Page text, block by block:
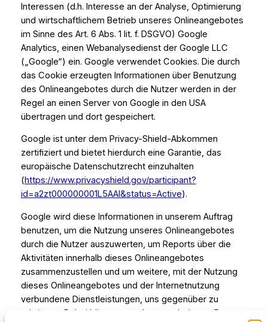
Interessen (d.h. Interesse an der Analyse, Optimierung
und wirtschaftlichem Betrieb unseres Onlineangebotes
im Sinne des Art. 6 Abs. 1 lit. f. DSGVO) Google
Analytics, einen Webanalysedienst der Google LLC
(„Google“) ein. Google verwendet Cookies. Die durch
das Cookie erzeugten Informationen über Benutzung
des Onlineangebotes durch die Nutzer werden in der
Regel an einen Server von Google in den USA
übertragen und dort gespeichert.
Google ist unter dem Privacy-Shield-Abkommen
zertifiziert und bietet hierdurch eine Garantie, das
europäische Datenschutzrecht einzuhalten
(https://www.privacyshield.gov/participant?
id=a2zt000000001L5AAI&status=Active).
Google wird diese Informationen in unserem Auftrag
benutzen, um die Nutzung unseres Onlineangebotes
durch die Nutzer auszuwerten, um Reports über die
Aktivitäten innerhalb dieses Onlineangebotes
zusammenzustellen und um weitere, mit der Nutzung
dieses Onlineangebotes und der Internetnutzung
verbundene Dienstleistungen, uns gegenüber zu
erbringen. Dabei können aus den verarbeiteten Daten